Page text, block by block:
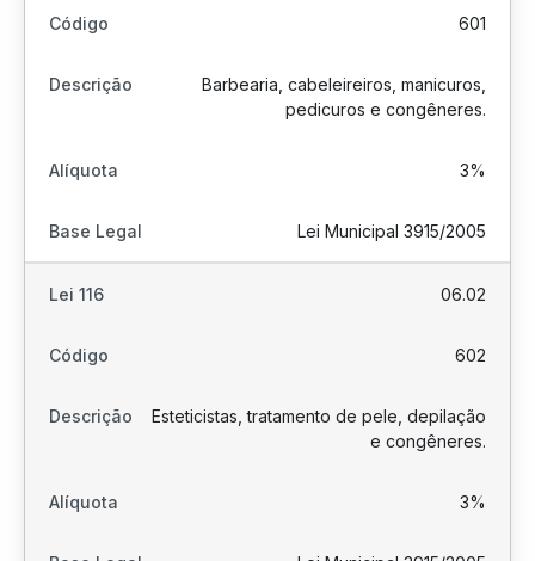
601
Barbearia, cabeleireiros, manicuros,
pedicuros e congêneres.
3%
Lei Municipal 3915/2005
06.02
602
Esteticistas, tratamento de pele, depilação
e congêneres.
3%